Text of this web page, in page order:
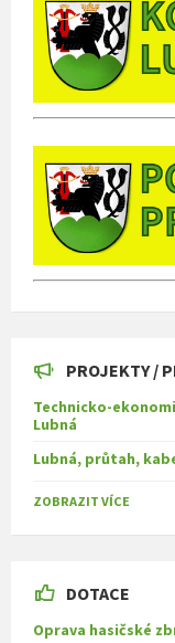
PROJEKTY /
Technicko-
Lubná
Lubná, průtah,
ZOBRAZIT VÍCE
DOTACE
Oprava hasičské